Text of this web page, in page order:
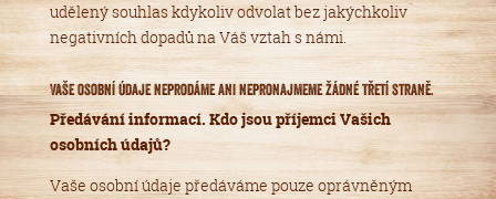
udělený souhlas kdykoliv odvolat bez jakýchkoliv
negativních dopadů na Váš vztah s námi.
Vaše osobní údaje neprodáme ani nepronajmeme žádné třetí straně.
Předávání informací. Kdo jsou příjemci Vašich
osobních údajů?
Vaše osobní údaje předáváme pouze oprávněným